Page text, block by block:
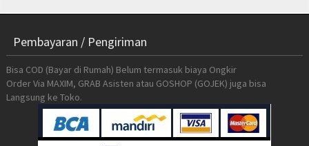
Pembayaran / Pengiriman
Bisa COD (Bayar di Rumah) Belum termasuk biaya Ongkir
Order Via MAXIM, GRAB Asisten atau GOSHOP (GOJEK) juga bisa
Langsung ke Toko.